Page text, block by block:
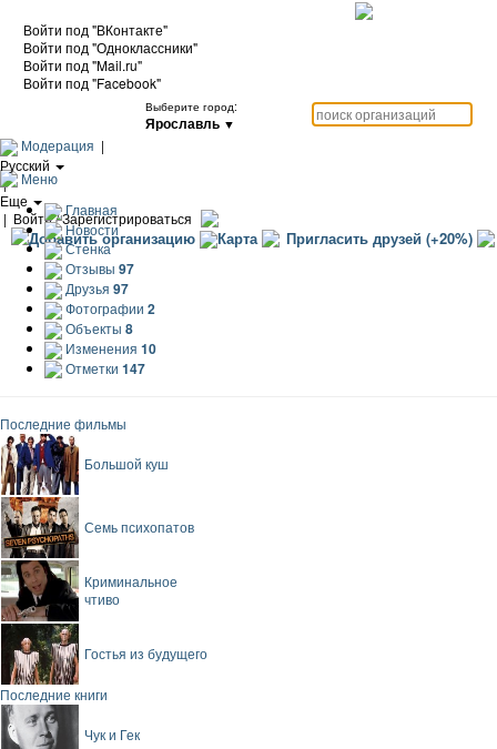
Войти под "ВКонтакте"
Войти под "Одноклассники"
Войти под "Mail.ru"
Войти под "Facebook"
Выберите город:
Ярославль ▼
Модерация |
Русский
|
Еще
| Войти / Зарегистрироваться
Добавить организацию Карта Пригласить друзей (+20%)
Меню
Главная
Новости
Стенка
Отзывы 97
Друзья 97
Фотографии 2
Объекты 8
Изменения 10
Отметки 147
Последние фильмы
Большой куш
Семь психопатов
Криминальное
чтиво
Гостья из будущего
Последние книги
Чук и Гек